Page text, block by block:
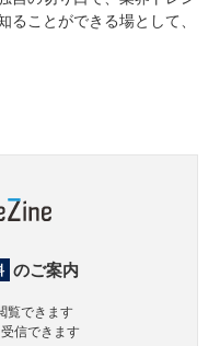
ることができる場として、
のご案内
覧できます
信できます